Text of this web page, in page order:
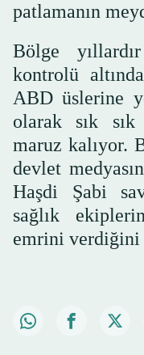
patlamanın
Bölge
kontrolü
ABD üslerine
olarak sık sık
maruz kalıyor.
devlet
Haşdi Şabi
sağlık
emrini verdiğini